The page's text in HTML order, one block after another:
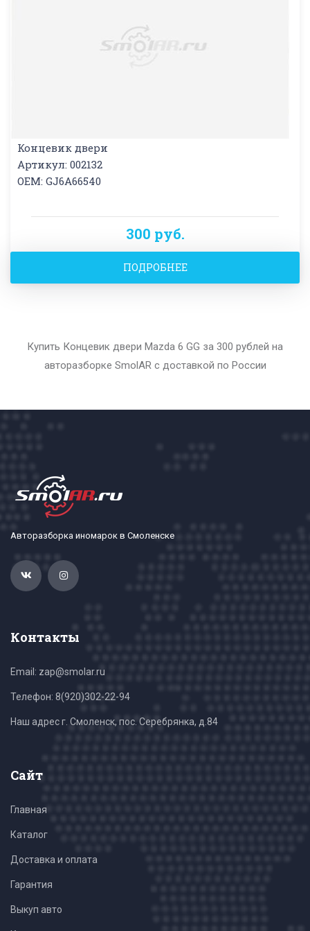
Концевик двери
Артикул: 002132
OEM: GJ6A66540
300 руб.
ПОДРОБНЕЕ
Купить Концевик двери Mazda 6 GG за 300 рублей на
авторазборке SmolAR с доставкой по России
Авторазборка иномарок в Смоленске
Контакты
Email: zap@smolar.ru
Телефон: 8(920)302-22-94
Наш адрес г. Смоленск, пос. Серебрянка, д.84
Сайт
Главная
Каталог
Доставка и оплата
Гарантия
Выкуп авто